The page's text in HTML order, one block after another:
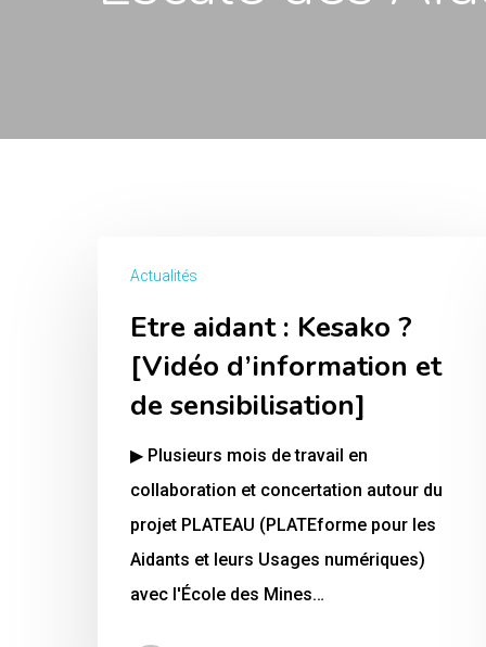
aidant
Kesako
d’information
sensibilisation]
Actualités
Etre aidant : Kesako ?
[Vidéo d’information et
de sensibilisation]
▶ Plusieurs mois de travail en
collaboration et concertation autour du
projet PLATEAU (PLATEforme pour les
Aidants et leurs Usages numériques)
avec l'École des Mines…